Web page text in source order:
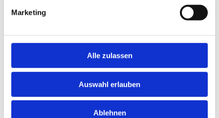
Marketing
Alle zulassen
Auswahl erlauben
Ablehnen
Mitgliedschaft
Home
Service
Wissensvermittlung
Futury